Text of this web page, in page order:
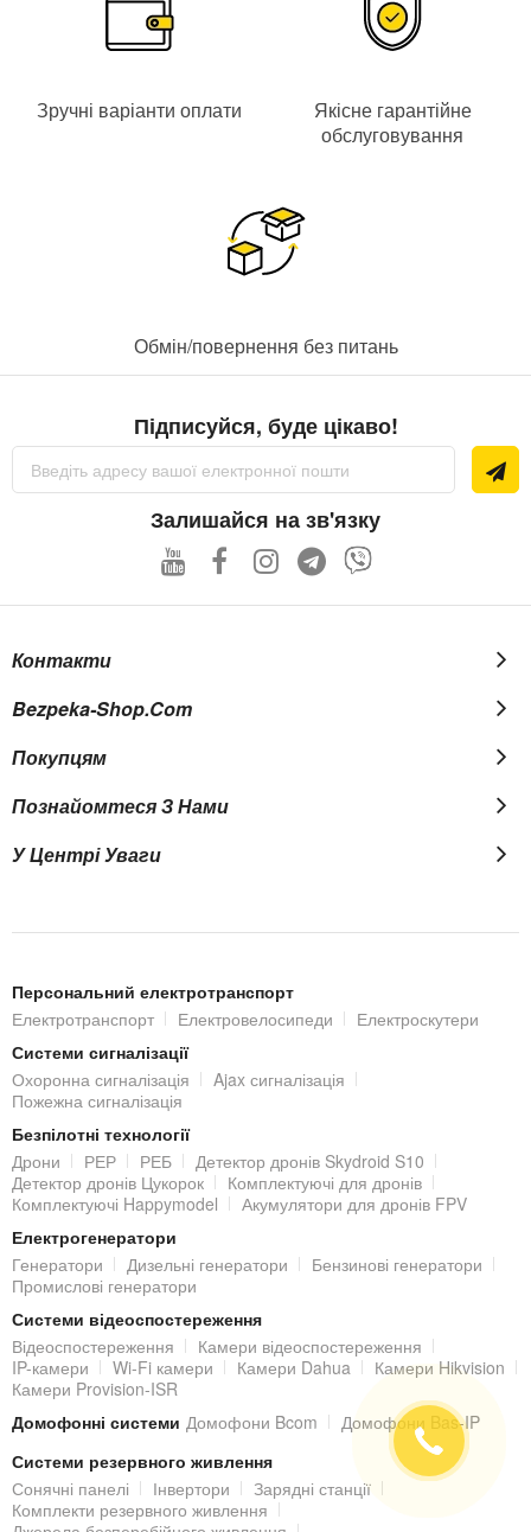
Зручні варіанти оплати
Якісне гарантійне
обслуговування
Обмін/повернення без питань
Підписуйся, буде цікаво!
Підпишіться
нашу
Залишайся на зв'язку
Контакти
Bezpeka-Shop.com
Покупцям
Познайомтеся З Нами
У Центрі Уваги
Персональний електротранспорт
Електротранспорт
Електровелосипеди
Електроскутери
Системи сигналізації
Охоронна сигналізація
Ajax сигналізація
Пожежна сигналізація
Безпілотні технології
Дрони
РЕР РЕБ
Детектор дронів Skydroid S10
Детектор дронів Цукорок
Комплектуючі для дронів
Комплектуючі Happymodel
Акумулятори для дронів FPV
Електрогенератори
Генератори
Дизельні генератори
Бензинові генератори
Промислові генератори
Системи відеоспостереження
Відеоспостереження
Камери відеоспостереження
IP-камери
Wi-Fi камери Камери Dahua
Камери Hikvision
Камери Provision-ISR
Домофонні системи Домофони Bcom
Домофони Bas-IP
Системи резервного живлення
Сонячні панелі
Інвертори
Зарядні станції
Комплекти резервного живлення